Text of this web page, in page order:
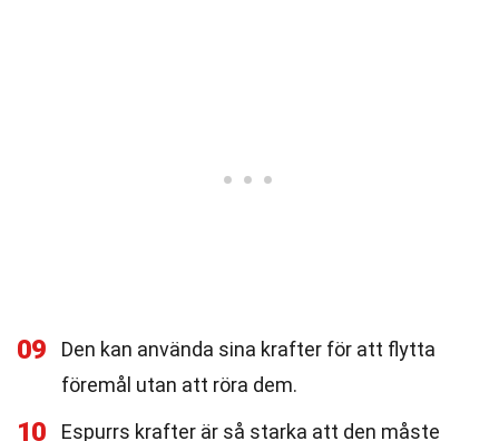
09
Den kan använda sina krafter för att flytta
föremål utan att röra dem.
10
Espurrs krafter är så starka att den måste